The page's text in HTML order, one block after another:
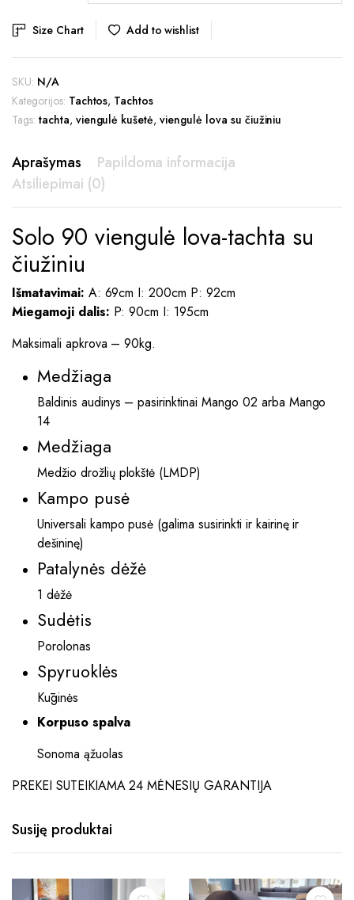
Size Chart Add to wishlist
SKU: N/A
Kategorijos: Tachtos, Tachtos
Tags: tachta, viengulė kušetė,viengulė lova su čiužiniu
Aprašymas
Papildoma informacija
Atsiliepimai (0)
Solo 90 viengulė lova-tachta su
čiužiniu
Išmatavimai: A: 69cm I: 200cm P: 92cm
Miegamoji dalis: P: 90cm I: 195cm
Maksimali apkrova – 90kg.
Medžiaga
Baldinis audinys – pasirinktinai Mango 02 arba Mango
14
Medžiaga
Medžio drožlių plokštė (LMDP)
Kampo pusė
Universali kampo pusė (galima susirinkti ir kairinę ir
dešininę)
Patalynės dėžė
1 dėžė
Sudėtis
Porolonas
Spyruoklės
Kūginės
Korpuso spalva
Sonoma ąžuolas
PREKEI SUTEIKIAMA 24 MĖNESIŲ GARANTIJA
Susiję produktai